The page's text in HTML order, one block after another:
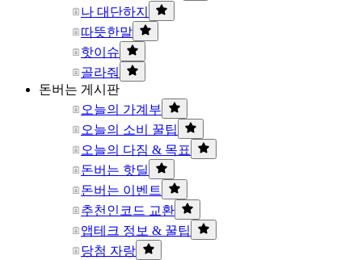
나 대단하지
따뜻한말
핫이슈
골라줘
돈버는 게시판
오늘의 가계부
오늘의 소비 꿀팁
오늘의 다짐 & 목표
돈버는 핫딜
돈버는 이벤트
추천인코드 교환
앱테크 정보 & 꿀팁
당첨 자랑